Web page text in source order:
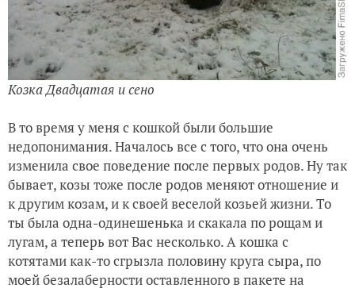
Козка Двадцатая и сено
В то время у меня с кошкой были большие
недопонимания. Началось все с того, что она очень
изменила свое поведение после первых родов. Ну так
бывает, козы тоже после родов меняют отношение и
к другим козам, и к своей веселой козьей жизни. То
ты была одна-одинешенька и скакала по рощам и
лугам, а теперь вот Вас несколько. А кошка с
котятами как-то сгрызла половину круга сыра, по
моей безалаберности оставленного в пакете на